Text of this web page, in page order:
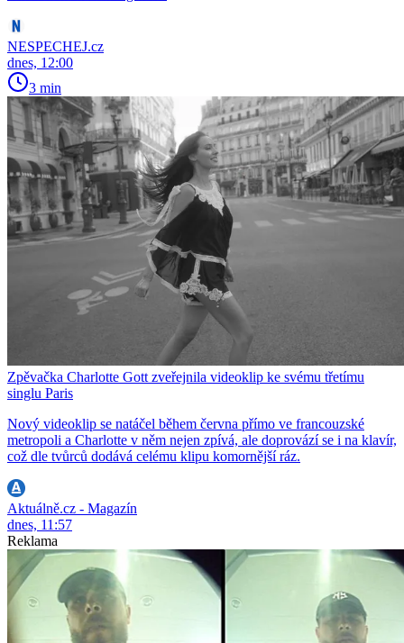
NESPECHEJ.cz
dnes, 12:00
3 min
Zpěvačka Charlotte Gott zveřejnila videoklip ke svému třetímu
singlu Paris
Nový videoklip se natáčel během června přímo ve francouzské
metropoli a Charlotte v něm nejen zpívá, ale doprovází se i na klavír,
což dle tvůrců dodává celému klipu komornější ráz.
Aktuálně.cz - Magazín
dnes, 11:57
Reklama